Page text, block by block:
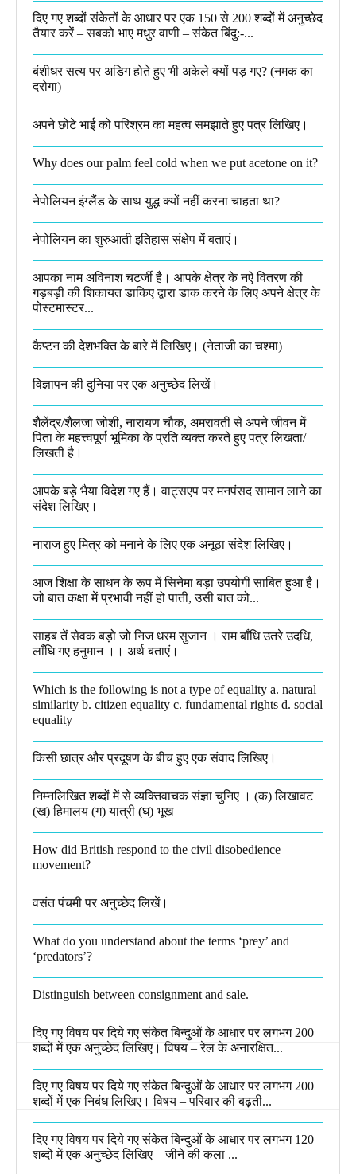
दिए गए शब्दों संकेतों के आधार पर एक 150 से 200 शब्दों में अनुच्छेद
तैयार करें – सबको भाए मधुर वाणी – संकेत बिंदु:-...
बंशीधर सत्य पर अडिग होते हुए भी अकेले क्यों पड़ गए? (नमक का
दरोगा)
अपने छोटे भाई को परिश्रम का महत्व समझाते हुए पत्र लिखिए।
Why does our palm feel cold when we put acetone on it?
नेपोलियन इंग्लैंड के साथ युद्ध क्यों नहीं करना चाहता था​?
नेपोलियन का शुरुआती इतिहास संक्षेप में बताएं।
आपका नाम अविनाश चटर्जी है। आपके क्षेत्र के नऐ वितरण की
गड़बड़ी की शिकायत डाकिए द्वारा डाक करने के लिए अपने क्षेत्र के
पोस्टमास्टर...
कैप्टन की देशभक्ति के बारे में लिखिए।​ (नेताजी का चश्मा)
विज्ञापन की दुनिया पर एक अनुच्छेद लिखें।
शैलेंद्र/शैलजा जोशी, नारायण चौक, अमरावती से अपने जीवन में
पिता के महत्त्वपूर्ण भूमिका के प्रति व्यक्त करते हुए पत्र लिखता/
लिखती है।​
आपके बड़े भैया विदेश गए हैं। वाट्सएप पर मनपंसद सामान लाने का
संदेश लिखिए।
नाराज हुए मित्र को मनाने के लिए एक अनूठा संदेश लिखिए।
आज शिक्षा के साधन के रूप में सिनेमा बड़ा उपयोगी साबित हुआ है।
जो बात कक्षा में प्रभावी नहीं हो पाती, उसी बात को...
साहब तें सेवक बड़ो जो निज धरम सुजान । राम बाँधि उतरे उदधि,
लाँघि गए हनुमान ।।​ अर्थ बताएं।
Which is the following is not a type of equality a. natural
similarity b. citizen equality c. fundamental rights d. social
equality​
किसी छात्र और प्रदूषण के बीच हुए एक संवाद लिखिए।​
निम्नलिखित शब्दों में से व्यक्तिवाचक संज्ञा चुनिए । (क) लिखावट
(ख) हिमालय (ग) यात्री (घ) भूख​
How did British respond to the civil disobedience
movement?
वसंत पंचमी पर अनुच्छेद लिखें।
What do you understand about the terms ‘prey’ and
‘predators’?​
Distinguish between consignment and sale.
दिए गए विषय पर दिये गए संकेत बिन्दुओं के आधार पर लगभग 200
शब्दों में एक अनुच्छेद लिखिए। विषय – रेल के अनारक्षित...
दिए गए विषय पर दिये गए संकेत बिन्दुओं के आधार पर लगभग 200
शब्दों में एक निबंध लिखिए। विषय – परिवार की बढ़ती...
दिए गए विषय पर दिये गए संकेत बिन्दुओं के आधार पर लगभग 120
शब्दों में एक अनुच्छेद लिखिए – जीने की कला ...